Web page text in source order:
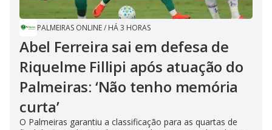
PALMEIRAS ONLINE/ HÁ 3 HORAS
Abel Ferreira sai em defesa de
Riquelme Fillipi após atuação do
Palmeiras: ‘Não tenho memória
curta’
O Palmeiras garantiu a classificação para as quartas de